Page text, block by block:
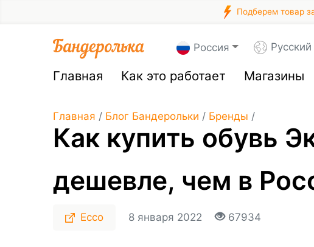
Подберем товар
Россия Русский
Главная Как это работает Магазины
Главная / Блог Бандерольки / Бренды /
Как купить обувь
дешевле, чем в
Ecco 8 января 2022 67934